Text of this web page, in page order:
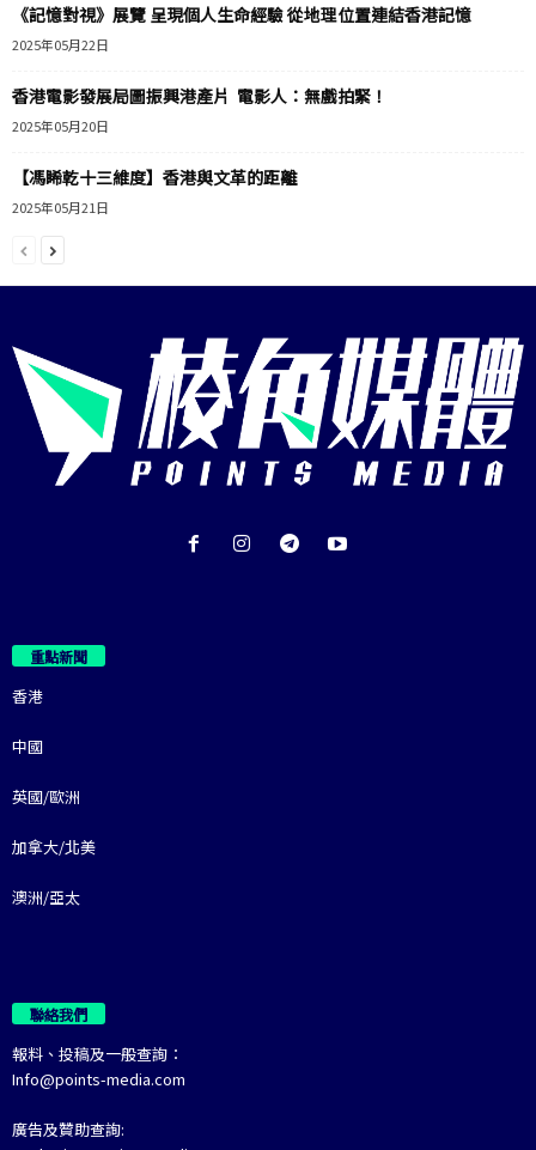
《記憶對視》展覽 呈現個人生命經驗 從地理位置連結香港記憶
2025年05月22日
香港電影發展局圖振興港產片 電影人：無戲拍緊！
2025年05月20日
【馮睎乾十三維度】香港與文革的距離
2025年05月21日
重點新聞
香港
中國
英國/歐洲
加拿大/北美
澳洲/亞太
聯絡我們
報料、投稿及一般查詢：
Info@points-media.com
廣告及贊助查詢: